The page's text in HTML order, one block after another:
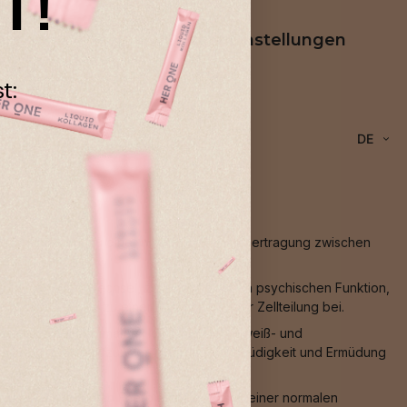
Cookie-Einstellungen
DE
zu einer normalen Signalübertragung zwischen
Stoffwechsel, zu einer normalen psychischen Funktion,
sowie zu einer Funktion bei der Zellteilung bei.
einem normalen Homocystein-, Eiweiß- und
zur Verringerung von Müdigkeit und Ermüdung
einem normalen Energiestoffwechsel, einer normalen